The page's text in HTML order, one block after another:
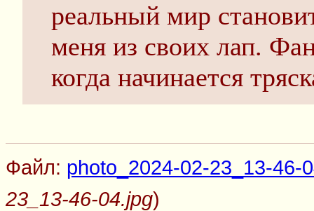
реальный мир
меня из своих лап.
когда начинается
Файл: photo_2024-02-23_13-46-
23_13-46-04.jpg)